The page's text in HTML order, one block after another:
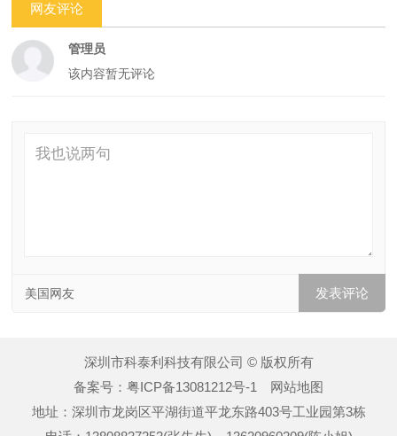
网友评论
管理员
该内容暂无评论
美国网友
深圳市科泰利科技有限公司 © 版权所有
备案号： 粤ICP备13081212号-1
网站地图
地址：深圳市龙岗区平湖街道平龙东路403号工业园第3栋